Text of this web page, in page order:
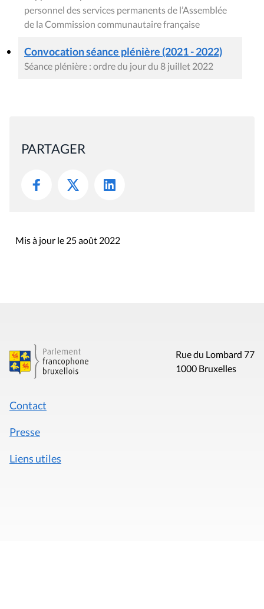
personnel des services permanents de l’Assemblée
de la Commission communautaire française
Convocation séance plénière (2021 - 2022)
Séance plénière : ordre du jour du 8 juillet 2022
PARTAGER
Mis à jour le 25 août 2022
Rue du Lombard 77
1000 Bruxelles
Contact
Presse
Liens utiles